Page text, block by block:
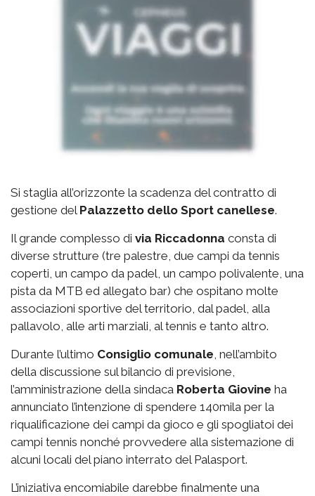
Si staglia all’orizzonte la scadenza del contratto di
gestione del Palazzetto dello Sport canellese.
Il grande complesso di via Riccadonna consta di
diverse strutture (tre palestre, due campi da tennis
coperti, un campo da padel, un campo polivalente, una
pista da MTB ed allegato bar) che ospitano molte
associazioni sportive del territorio, dal padel, alla
pallavolo, alle arti marziali, al tennis e tanto altro.
Durante l’ultimo Consiglio comunale, nell’ambito
della discussione sul bilancio di previsione,
l’amministrazione della sindaca Roberta Giovine ha
annunciato l’intenzione di spendere 140mila per la
riqualificazione dei campi da gioco e gli spogliatoi dei
campi tennis nonché provvedere alla sistemazione di
alcuni locali del piano interrato del Palasport.
L’iniziativa encomiabile darebbe finalmente una